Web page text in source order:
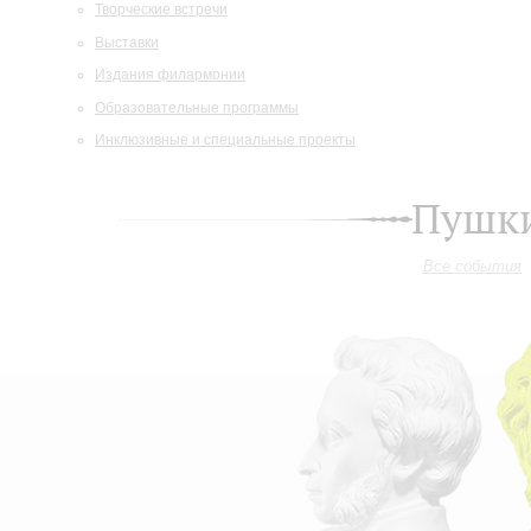
Творческие встречи
Выставки
Издания филармонии
Образовательные программы
Инклюзивные и специальные проекты
Все события